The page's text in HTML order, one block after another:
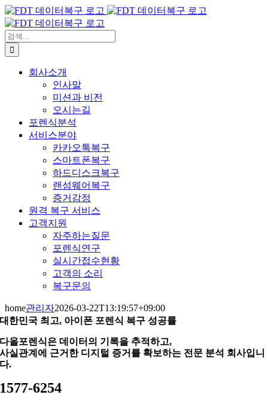
콘
텐
츠
로
건
검
색:
회사소개
인사말
미션과 비전
오시는길
포렌식분석
서비스분야
카카오톡복구
스마트폰복구
하드디스크복구
랜섬웨어복구
증거감정
원격 복구 서비스
고객지원
자주하는질문
포렌식연구
실시간접수현황
고객의 소리
복구문의
home관리자2026-03-22T13:19:57+09:00
대한민국 최고, 아이폰 포렌식 복구 성공률
다올포렌식은 데이터의 기록을 추적하고,
사실관계에 근거한 디지털 증거를 확보하는 전문 분석 회사입니
다.
1577-6254